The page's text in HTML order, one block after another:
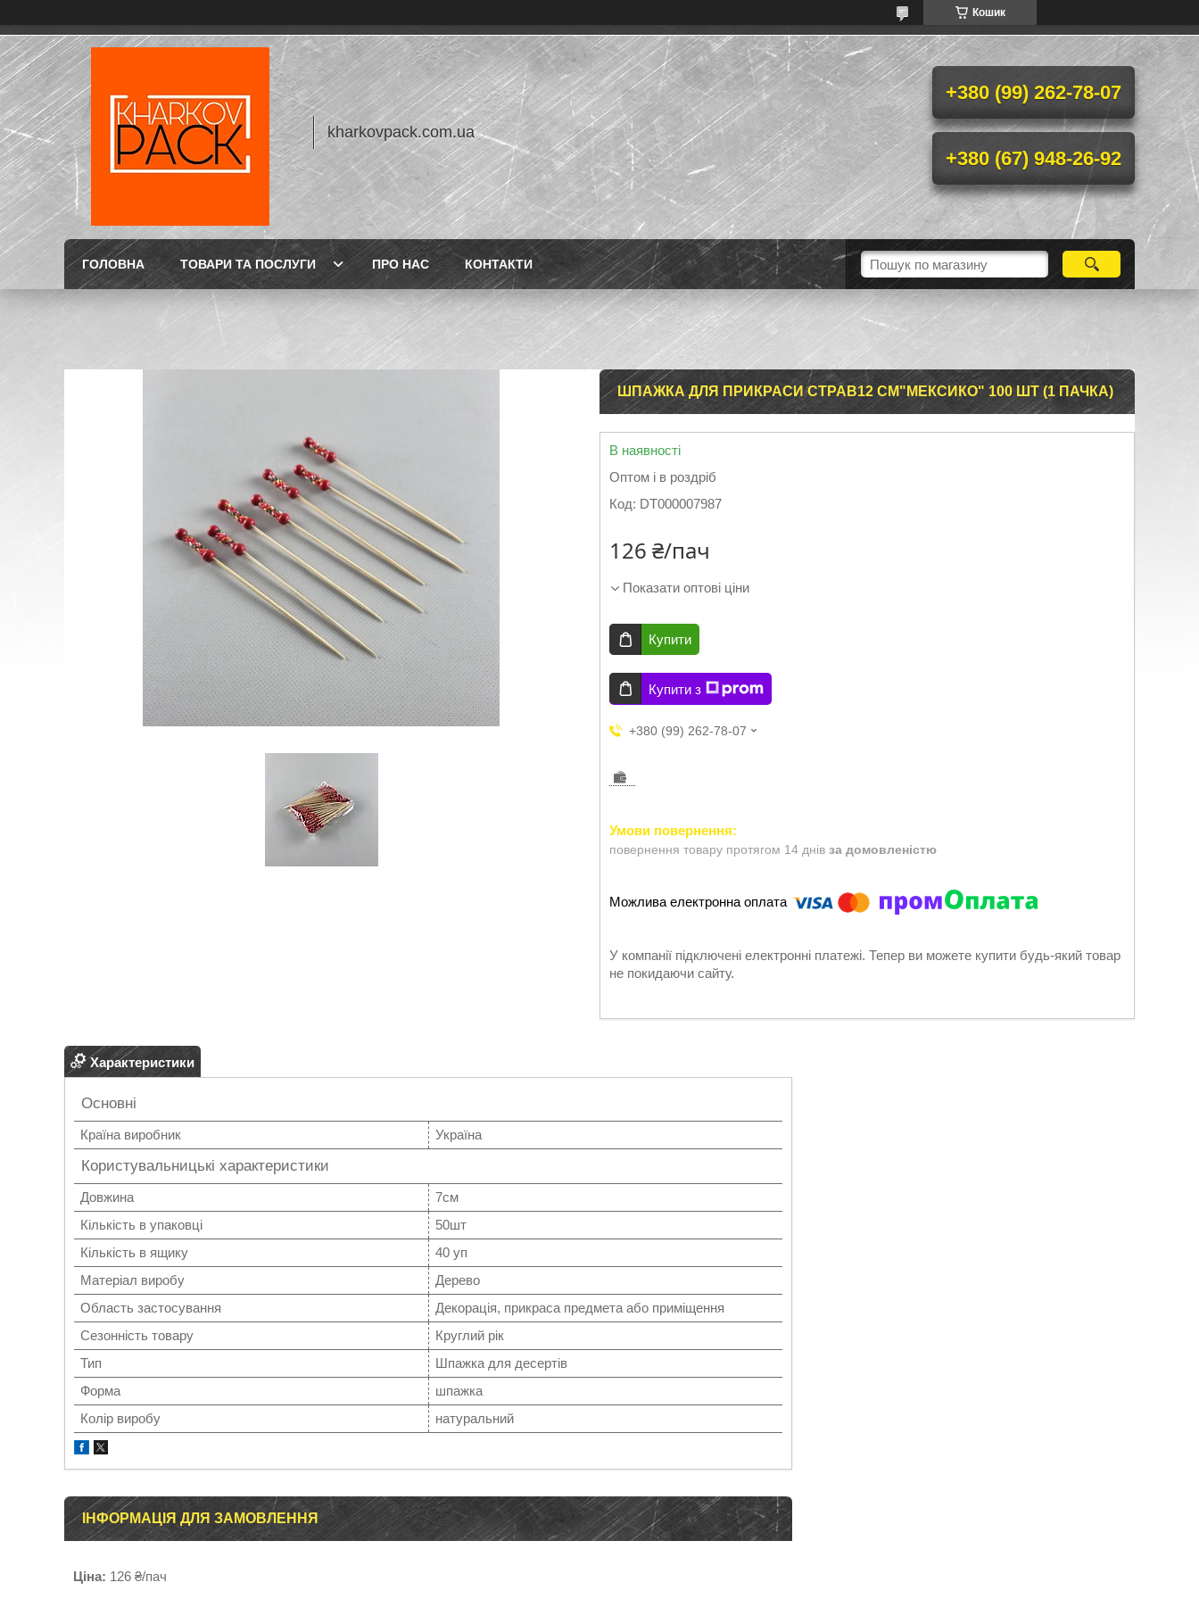
Кошик
kharkovpack.com.ua
+380 (99) 262-78-07
+380 (67) 948-26-92
ГОЛОВНА ТОВАРИ ТА ПОСЛУГИ ПРО НАС КОНТАКТИ
ШПАЖКА ДЛЯ ПРИКРАСИ СТРАВ12 СМ"МЕКСИКО" 100 ШТ (1 ПАЧКА)
В наявності
Оптом і в роздріб
Код: DT000007987
126 ₴/пач
Показати оптові ціни
Купити
Купити з
+380 (99) 262-78-07
повернення товару протягом 14 днів за домовленістю
У компанії підключені електронні платежі. Тепер ви можете купити будь-який товар
не покидаючи сайту.
Характеристики
Основні
Країна виробник Україна
Користувальницькі характеристики
Довжина
7см
Кількість в упаковці
50шт
Кількість в ящику
40 уп
Матеріал виробу
Дерево
Область застосування
Декорація, прикраса предмета або приміщення
Сезонність товару
Круглий рік
Тип
Шпажка для десертів
Форма
шпажка
Колір виробу
натуральний
ІНФОРМАЦІЯ ДЛЯ ЗАМОВЛЕННЯ
Ціна: 126 ₴/пач